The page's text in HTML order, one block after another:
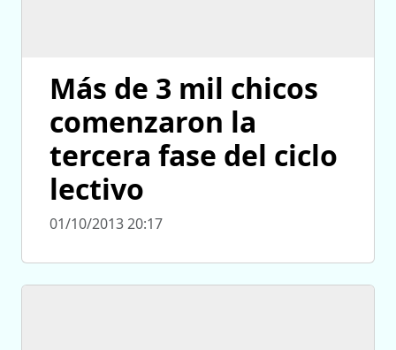
Más de 3 mil chicos
comenzaron la
tercera fase del ciclo
lectivo
01/10/2013 20:17